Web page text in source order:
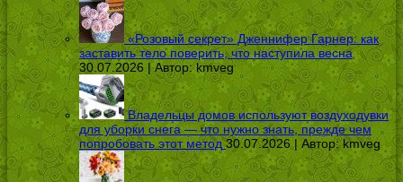
«Розовый секрет» Дженнифер Гарнер: как
заставить тело поверить, что наступила весна
30.07.2026 | Автор:kmveg
Владельцы домов используют воздуходувки
для уборки снега — что нужно знать, прежде чем
попробовать этот метод 30.07.2026 | Автор:kmveg